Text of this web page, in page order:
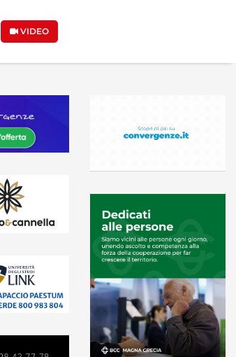
VIDEO